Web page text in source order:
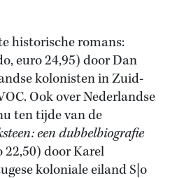
historische romans:
euro 24,95) door Dan
kolonisten in Zuid-
Ook over Nederlandse
ten tijde van de
een dubbelbiografie
22,50) door Karel
koloniale eiland S|o